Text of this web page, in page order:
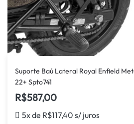
Suporte Baú Lateral Royal Enfield
22+ Spto741
R$587,00
5x de R$117,40 s/ juros